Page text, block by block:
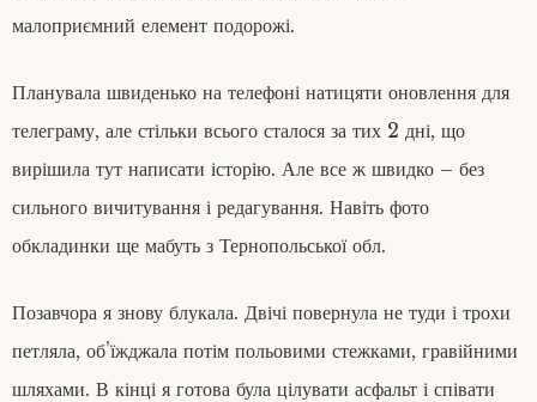
малоприємний елемент подорожі.
Планувала швиденько на телефоні натицяти оновлення для
телеграму, але стільки всього сталося за тих 2 дні, що
вирішила тут написати історію. Але все ж швидко – без
сильного вичитування і редагування. Навіть фото
обкладинки ще мабуть з Тернопольської обл.
Позавчора я знову блукала. Двічі повернула не туди і трохи
петляла, об’їжджала потім польовими стежками, гравійними
шляхами. В кінці я готова була цілувати асфальт і співати